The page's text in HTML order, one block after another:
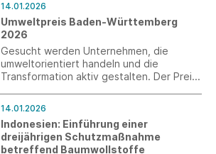
kraftvoll in das neue Jahr. Seit dem 1.
Januar 2026 firmiert das Unternehmen als
Carl Stahl Technical Webbing GmbH.
14.01.2026
Umweltpreis Baden-Württemberg
2026
Gesucht werden Unternehmen, die
umweltorientiert handeln und die
Transformation aktiv gestalten. Der Preis
eingereicht werden.
14.01.2026
Indonesien: Einführung einer
dreijährigen Schutzmaßnahme
betreffend Baumwollstoffe